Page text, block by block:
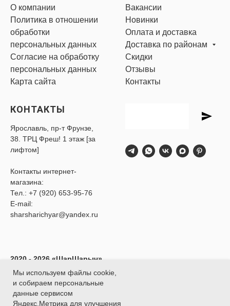
О компании
Политика в отношении
обработки
персональных данных
Согласие на обработку
персональных данных
Карта сайта
Вакансии
Новинки
Оплата и доставка
Доставка по районам
Скидки
Отзывы
Контакты
КОНТАКТЫ
Ярославль, пр-т Фрунзе,
38. ТРЦ Фреш! 1 этаж [за
лифтом]
Контакты интернет-
магазина:
Тел.: +7 (920) 653-95-76
E-mail:
sharsharichyar@yandex.ru
2020 - 2026 «ШарШарыч»
- Доставка воздушных
шаров в Ярославле.
ИП Глибина Ксения
Юрьевна
Мы используем файлы cookie,
и собираем персональные
данные сервисом
Яндекс.Метрика для улучшения